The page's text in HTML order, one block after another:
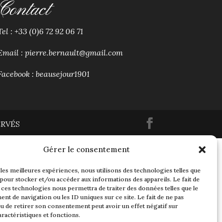
Gérer le consentement
meilleures expériences, nous utilisons des technologies telles que
stocker et/ou accéder aux informations des appareils. Le fait de
technologies nous permettra de traiter des données telles que le
de navigation ou les ID uniques sur ce site. Le fait de ne pas
de retirer son consentement peut avoir un effet négatif sur
et fonctions.
Contact
: +33 (0)6 72 92 06 71
: pierre.bernault@gmail.com
: beausejour1901